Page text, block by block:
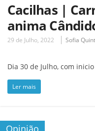
Cacilhas |
anima
29 de Julho, 2022 Sofia
Dia 30 de Julho, com
Ler mais
Opinião